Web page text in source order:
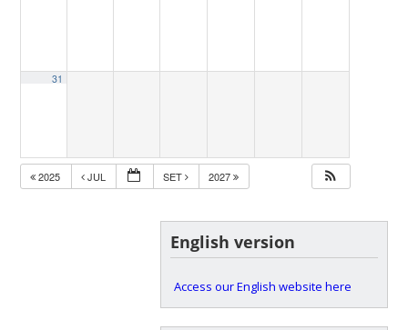
31
2025 JUL SET 2027
English version
Access our English website here